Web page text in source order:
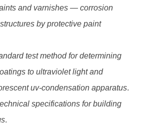
and varnishes — corrosion
by protective paint
test method for determining
to ultraviolet light and
uv-condensation apparatus.
specifications for building
.